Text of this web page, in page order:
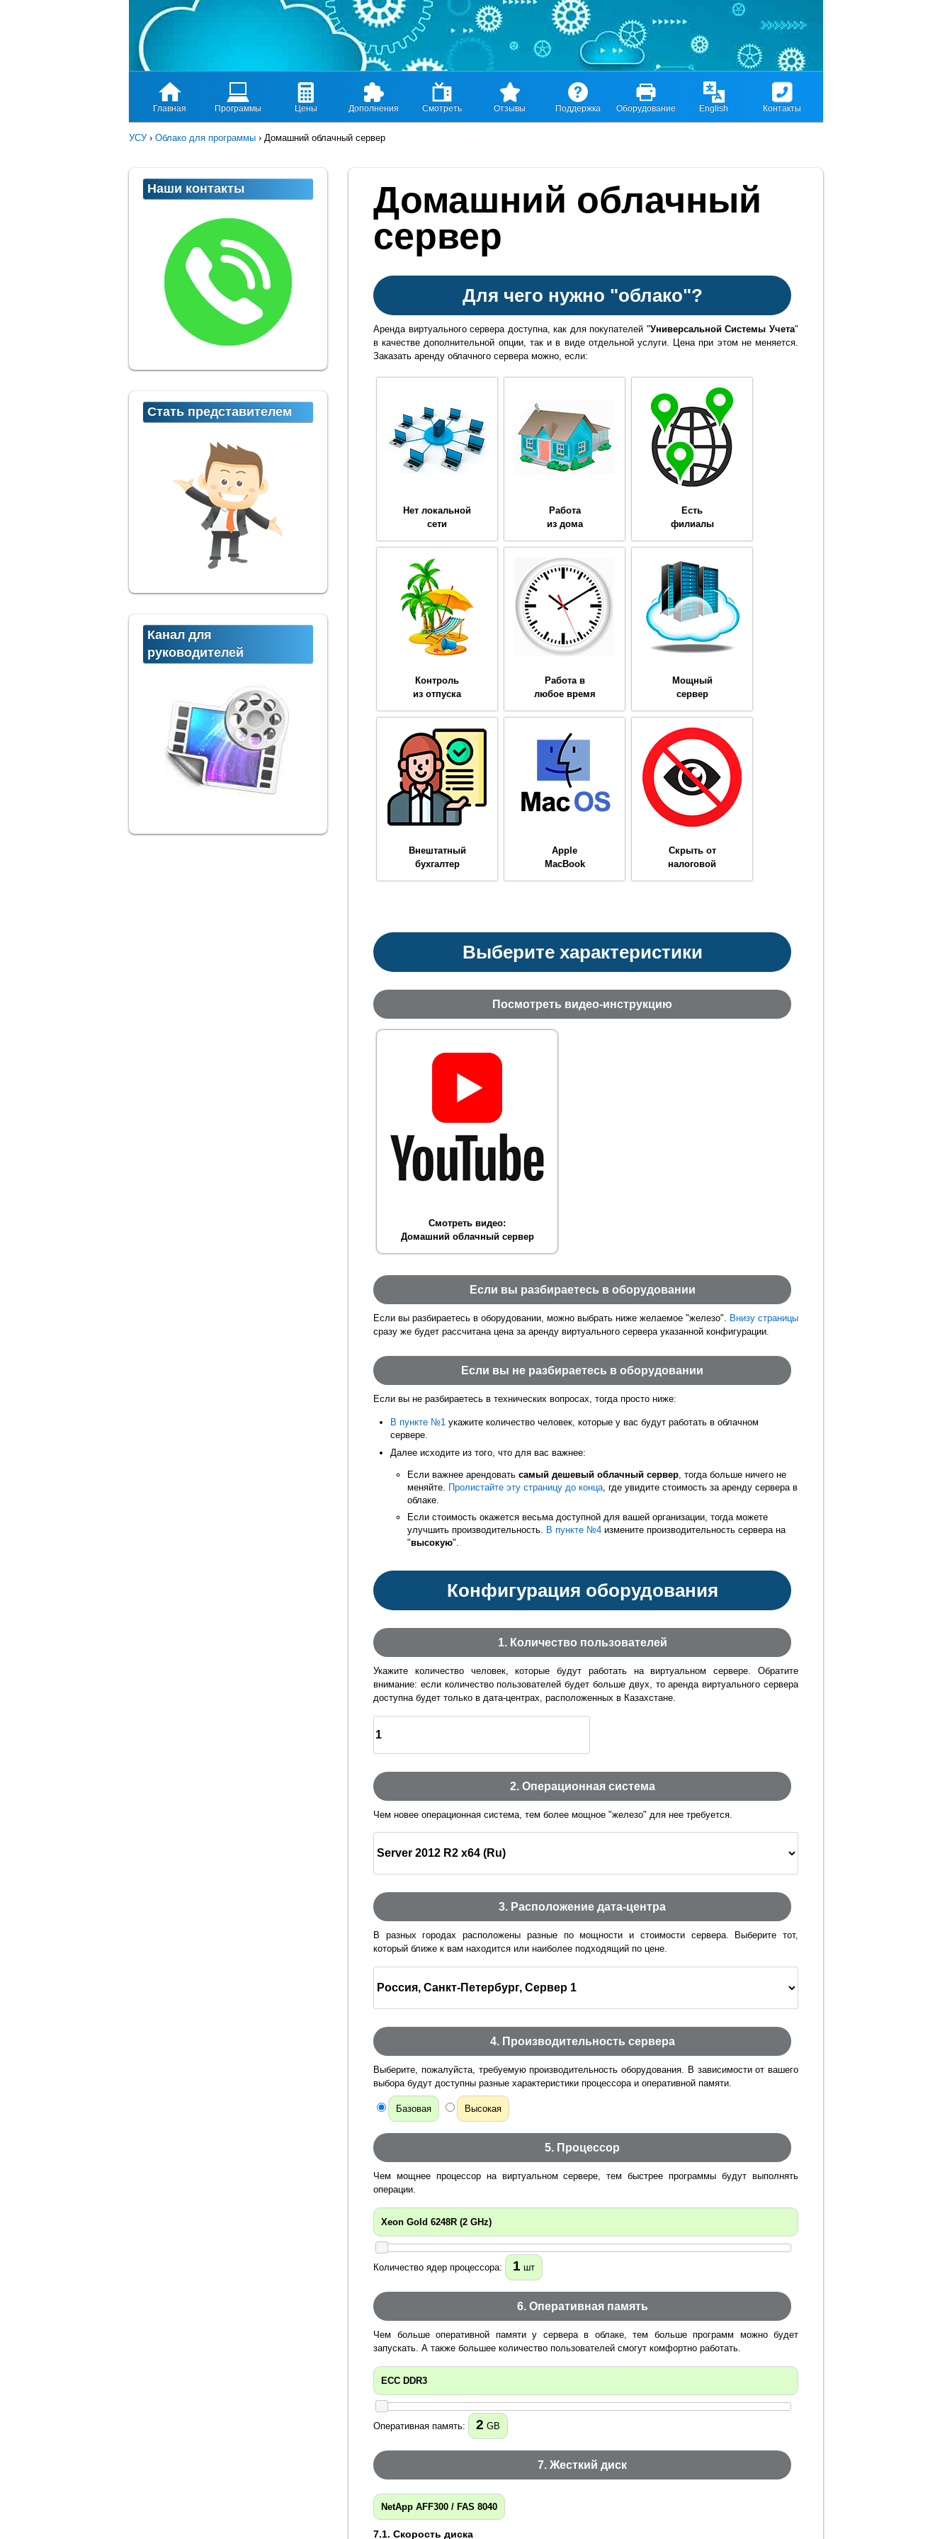
Главная Программы Цены Дополнения Смотреть Отзывы Поддержка Оборудование English Контакты
УСУ› Облако для программы › Домашний облачный сервер
Домашний облачный
сервер
Для чего нужно "облако"?
Аренда виртуального сервера доступна, как для покупателей "Универсальной Системы Учета"
в качестве дополнительной опции, так и в виде отдельной услуги. Цена при этом не меняется.
Заказать аренду облачного сервера можно, если:
Нет локальной
сети
Работа
из дома
Есть
филиалы
Контроль
из отпуска
Работа в
любое время
Мощный
сервер
Внештатный
бухгалтер
Apple
MacBook
Скрыть от
налоговой
Выберите характеристики
Посмотреть видео-инструкцию
Смотреть видео:
Домашний облачный сервер
Если вы разбираетесь в оборудовании
Если вы разбираетесь в оборудовании, можно выбрать ниже желаемое "железо". Внизу страницы
сразу же будет рассчитана цена за аренду виртуального сервера указанной конфигурации.
Если вы не разбираетесь в оборудовании
Если вы не разбираетесь в технических вопросах, тогда просто ниже:
В пункте №1 укажите количество человек, которые у вас будут работать в облачном
сервере.
Далее исходите из того, что для вас важнее:
Если важнее арендовать самый дешевый облачный сервер , тогда больше ничего не
меняйте. Пролистайте эту страницу до конца , где увидите стоимость за аренду сервера в
облаке.
Если стоимость окажется весьма доступной для вашей организации, тогда можете
улучшить производительность.
В пункте №4 измените производительность сервера на
"высокую".
Конфигурация оборудования
1. Количество пользователей
Укажите количество человек, которые будут работать на виртуальном сервере. Обратите
внимание: если количество пользователей будет больше двух, то аренда виртуального сервера
доступна будет только в дата-центрах, расположенных в Казахстане.
2. Операционная система
Чем новее операционная система, тем более мощное "железо" для нее требуется.
3. Расположение дата-центра
В разных городах расположены разные по мощности и стоимости сервера. Выберите тот,
который ближе к вам находится или наиболее подходящий по цене.
4. Производительность сервера
Выберите, пожалуйста, требуемую производительность оборудования. В зависимости от вашего
выбора будут доступны разные характеристики процессора и оперативной памяти.
Базовая Высокая
5. Процессор
Чем мощнее процессор на виртуальном сервере, тем быстрее программы будут выполнять
операции.
Xeon Gold 6248R (2 GHz)
Количество ядер процессора: 1 шт
6. Оперативная память
Чем больше оперативной памяти у сервера в облаке, тем больше программ можно будет
запускать. А также большее количество пользователей смогут комфортно работать.
ECC DDR3
Оперативная память: 2 GB
7. Жесткий диск
NetApp AFF300 / FAS 8040
7.1. Скорость диска
Наши контакты
Стать представителем
Канал для
руководителей